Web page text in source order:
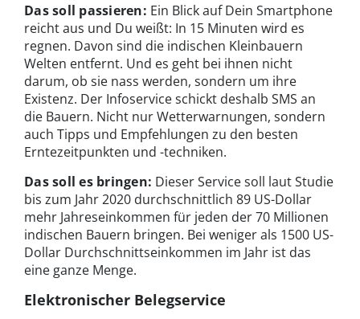
Das soll passieren: Ein Blick auf Dein Smartphone
reicht aus und Du weißt: In 15 Minuten wird es
regnen. Davon sind die indischen Kleinbauern
Welten entfernt. Und es geht bei ihnen nicht
darum, ob sie nass werden, sondern um ihre
Existenz. Der Infoservice schickt deshalb SMS an
die Bauern. Nicht nur Wetterwarnungen, sondern
auch Tipps und Empfehlungen zu den besten
Erntezeitpunkten und -techniken.
Das soll es bringen: Dieser Service soll laut Studie
bis zum Jahr 2020 durchschnittlich 89 US-Dollar
mehr Jahreseinkommen für jeden der 70 Millionen
indischen Bauern bringen. Bei weniger als 1500 US-
Dollar Durchschnittseinkommen im Jahr ist das
eine ganze Menge.
Elektronischer Belegservice